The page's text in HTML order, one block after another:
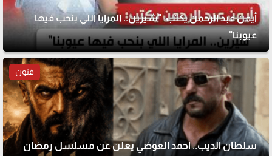
أيمن عبد الرحمن يكتب: "شيرين.. المرايا اللي بنحب فيها
عيوبنا"
فنون
سلطان الديب.. أحمد العوضي يعلن عن مسلسل رمضان